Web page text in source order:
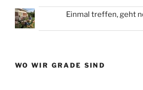
Einmal treffen, geht
WO WIR GRADE SIND